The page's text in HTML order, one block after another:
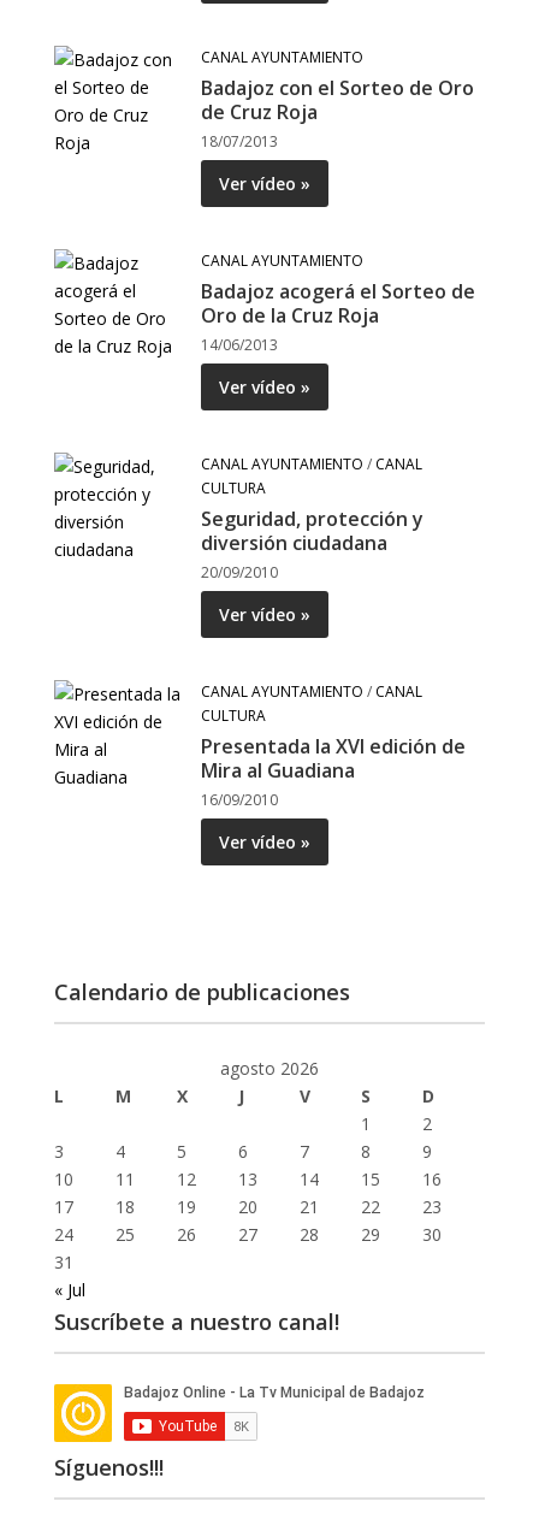
CANAL AYUNTAMIENTO
Badajoz con el Sorteo de Oro
de Cruz Roja
18/07/2013
Ver vídeo »
CANAL AYUNTAMIENTO
Badajoz acogerá el Sorteo de
Oro de la Cruz Roja
14/06/2013
Ver vídeo »
CANAL AYUNTAMIENTO / CANAL
CULTURA
Seguridad, protección y
diversión ciudadana
20/09/2010
Ver vídeo »
CANAL AYUNTAMIENTO / CANAL
CULTURA
Presentada la XVI edición de
Mira al Guadiana
16/09/2010
Ver vídeo »
Calendario de publicaciones
agosto 2026
L
M X J V S
D
1
2
3
4 5 6 7 8
9
10
11 12 13 14 15
16
17
18 19 20 21 22
23
24
25 26 27 28 29
30
31
« Jul
Suscríbete a nuestro canal!
Síguenos!!!